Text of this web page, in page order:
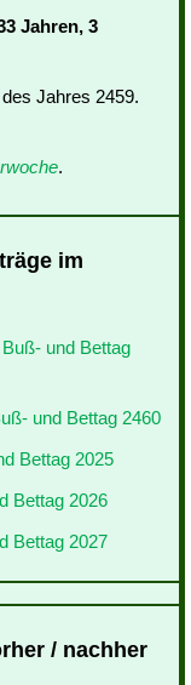
Jahren, 3
des Jahres 2459.
.
im
Buß- und Bettag
und Bettag 2460
Bettag 2025
Bettag 2026
Bettag 2027
/ nachher